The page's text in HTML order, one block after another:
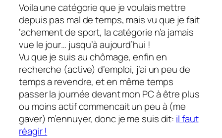
Voila une catégorie que je voulais mettre
depuis pas mal de temps, mais vu que je fait
‘achement de sport, la catégorie n’a jamais
vue le jour… jusqu’à aujourd’hui !
Vu que je suis au chômage, enfin en
recherche (active) d’emploi, j’ai un peu de
temps a revendre, et en même temps
passer la journée devant mon PC à être plus
ou moins actif commencait un peu à (me
gaver) m’ennuyer, donc je me suis dit: il faut
réagir !